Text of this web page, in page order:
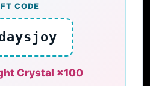
CODE
Crystal ×100